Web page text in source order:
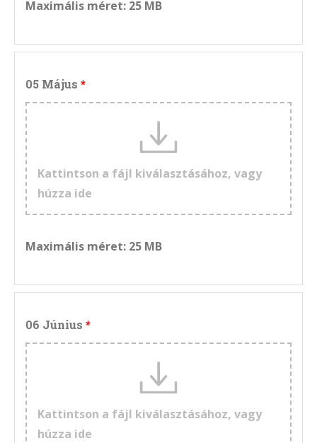
Maximális méret: 25 MB
05 Május
Kattintson a fájl kiválasztásához, vagy
húzza ide
Maximális méret: 25 MB
06 Június
Kattintson a fájl kiválasztásához, vagy
húzza ide